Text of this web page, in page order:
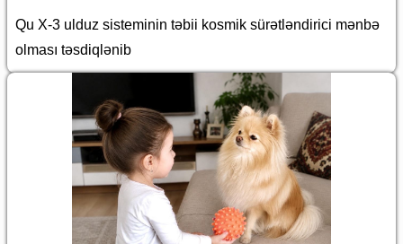
Qu X-3 ulduz sisteminin təbii kosmik sürətləndirici mənbə
olması təsdiqlənib